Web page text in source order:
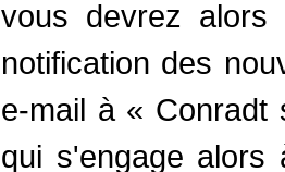
vous devrez
notification des
e-mail à « Conradt
qui s'engage alors